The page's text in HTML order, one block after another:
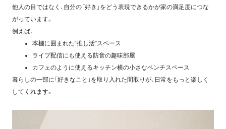
他人の目ではなく、自分の「好き」をどう表現できるかが家の満足度につな
がっています。
例えば、
本棚に囲まれた“推し活”スペース
ライブ配信にも使える防音の趣味部屋
カフェのように使えるキッチン横の小さなベンチスペース
暮らしの一部に「好きなこと」を取り入れた間取りが、日常をもっと楽しく
してくれます。